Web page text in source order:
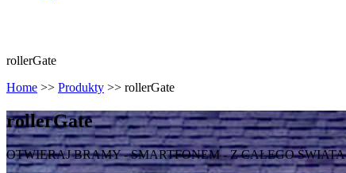
rollerGate
Home >> Produkty >> rollerGate
rollerGate
OTWIERAJ BRAMY - SMARTFONEM - Z CAŁEGO ŚWIATA